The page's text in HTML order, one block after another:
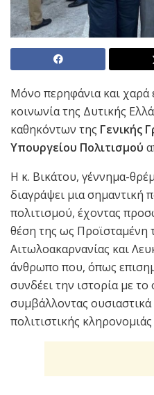
Μόνο περηφάνια και χαρά
κοινωνία της Δυτικής
καθηκόντων της Γενικής
Υπουργείου Πολιτισμού
Η κ. Βικάτου, γέννημα-
διαγράψει μια σημαντική
πολιτισμού, έχοντας
θέση της ως Προϊσταμένη
Αιτωλοακαρνανίας και
άνθρωπο που, όπως
συνδέει την ιστορία με
συμβάλλοντας ουσιαστικά
πολιτιστικής